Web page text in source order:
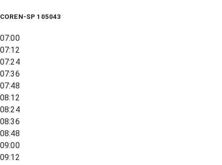
COREN-SP 105043
07:00
07:12
07:24
07:36
07:48
08:12
08:24
08:36
08:48
09:00
09:12